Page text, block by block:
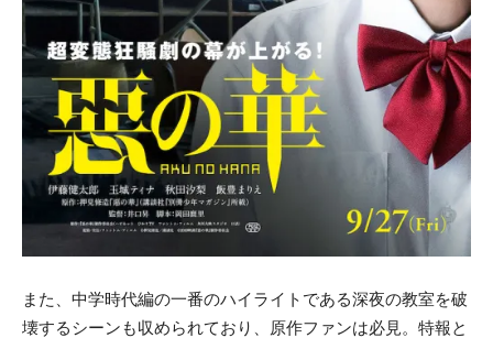
また、中学時代編の一番のハイライトである深夜の教室を破
壊するシーンも収められており、原作ファンは必見。特報と